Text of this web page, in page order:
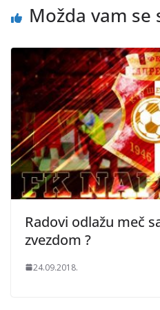
Možda vam se
Radovi odlažu meč
zvezdom ?
24.09.2018.